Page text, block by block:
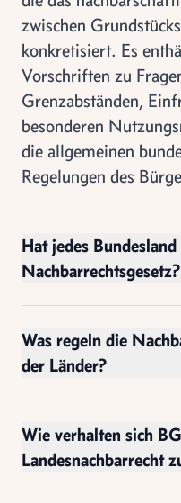
zwischen
konkretisiert. Es
Vorschriften zu
Grenzabständen,
besonderen
die allgemeinen
Regelungen des
Hat jedes
Nachbarrechtsgesetz?
Was regeln die
der Länder?
Wie verhalten sich
Landesnachbarrecht